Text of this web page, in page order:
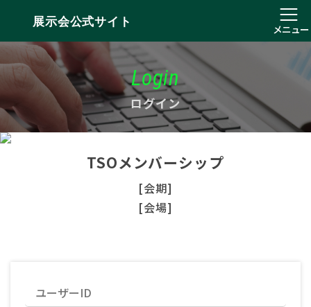
展示会公式サイト
メニュー
Login
ログイン
TSOメンバーシップ
[会期]
[会場]